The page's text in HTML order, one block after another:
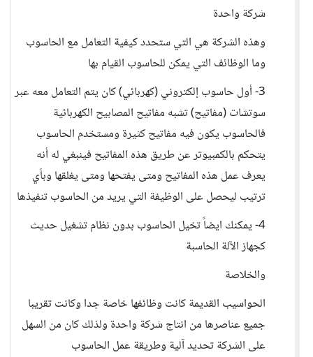
شركة واحدة
وهذه الشركة هي التي ستحدد كيفية التعامل مع الحاسوب
وما الوظائف التي يمكن للحاسوب القيام بها
3- أول حاسوب إلكتروني (كهربائي) كان يتم التعامل معه عبر
سوتشات (مفاتيح) تشبه مفاتيح المصابيح الكهربائية
فالحاسوب يكون فيه مفاتيح كثيرة ومستخدم الحاسوب
يتحكم بالكمبيوتر عن طريق هذه المفاتيح فينبغي له أنه
يعرف عمل هذه المفاتيح ومتى يفتحها ومتى يغلقها وبأي
ترتيب ليحصل على الوظيفة التي يريد من الحاسوب تنفيذها
4- يمكنك ايضاً تخيل الحاسوب بدون نظام تشغيل حديث
كجهاز الآلة الحاسبة
والخلاصة
الحواسيب القديمة كانت وظائفها خاصة جدا وكانت تقريبا
جميع عناصرها من انتاج شركة واحدة ولذلك كان من السهل
على الشركة تحديد آلية وطريقة عمل الحاسوب